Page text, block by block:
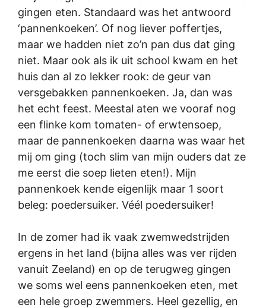
gingen eten. Standaard was het antwoord
‘pannenkoeken’. Of nog liever poffertjes,
maar we hadden niet zo’n pan dus dat ging
niet. Maar ook als ik uit school kwam en het
huis dan al zo lekker rook: de geur van
versgebakken pannenkoeken. Ja, dan was
het echt feest. Meestal aten we vooraf nog
een flinke kom tomaten- of erwtensoep,
maar de pannenkoeken daarna was waar het
mij om ging (toch slim van mijn ouders dat ze
me eerst die soep lieten eten!). Mijn
pannenkoek kende eigenlijk maar 1 soort
beleg: poedersuiker. Véél poedersuiker!
In de zomer had ik vaak zwemwedstrijden
ergens in het land (bijna alles was ver rijden
vanuit Zeeland) en op de terugweg gingen
we soms wel eens pannenkoeken eten, met
een hele groep zwemmers. Heel gezellig, en